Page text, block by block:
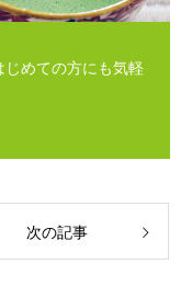
じめての方にも気軽
次の記事